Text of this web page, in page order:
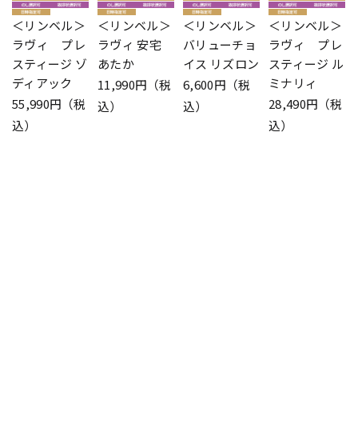
＜リンベル＞
ラヴィ プレ
スティージ ゾ
ディアック
55,990円（税
込）
＜リンベル＞
ラヴィ 安宅
あたか
11,990円（税
込）
＜リンベル＞
バリューチョ
イス リズロン
6,600円（税
込）
＜リンベル＞
ラヴィ プレ
スティージ ル
ミナリィ
28,490円（税
込）